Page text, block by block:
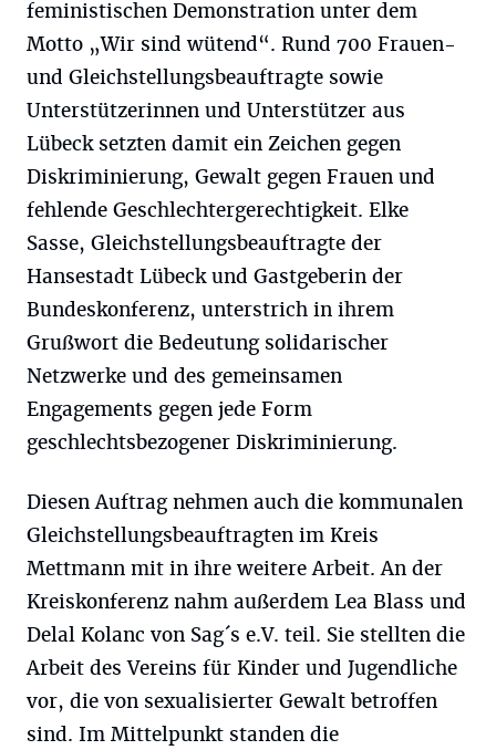
feministischen Demonstration unter dem
Motto „Wir sind wütend“. Rund 700 Frauen-
und Gleichstellungsbeauftragte sowie
Unterstützerinnen und Unterstützer aus
Lübeck setzten damit ein Zeichen gegen
Diskriminierung, Gewalt gegen Frauen und
fehlende Geschlechtergerechtigkeit. Elke
Sasse, Gleichstellungsbeauftragte der
Hansestadt Lübeck und Gastgeberin der
Bundeskonferenz, unterstrich in ihrem
Grußwort die Bedeutung solidarischer
Netzwerke und des gemeinsamen
Engagements gegen jede Form
geschlechtsbezogener Diskriminierung.
Diesen Auftrag nehmen auch die kommunalen
Gleichstellungsbeauftragten im Kreis
Mettmann mit in ihre weitere Arbeit. An der
Kreiskonferenz nahm außerdem Lea Blass und
Delal Kolanc von Sag´s e.V. teil. Sie stellten die
Arbeit des Vereins für Kinder und Jugendliche
vor, die von sexualisierter Gewalt betroffen
sind. Im Mittelpunkt standen die